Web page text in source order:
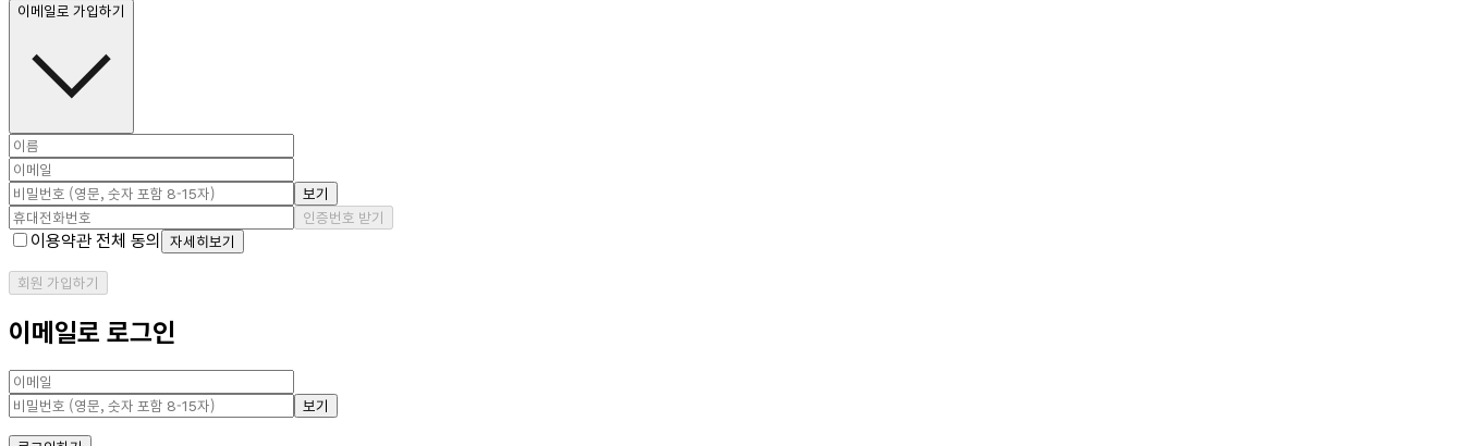
이메일로 가입하기
보기
인증번호 받기
이용약관 전체 동의 자세히보기
회원 가입하기
이메일로 로그인
보기